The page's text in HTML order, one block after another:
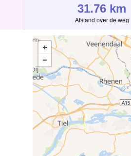
31.76 km
Afstand over de weg